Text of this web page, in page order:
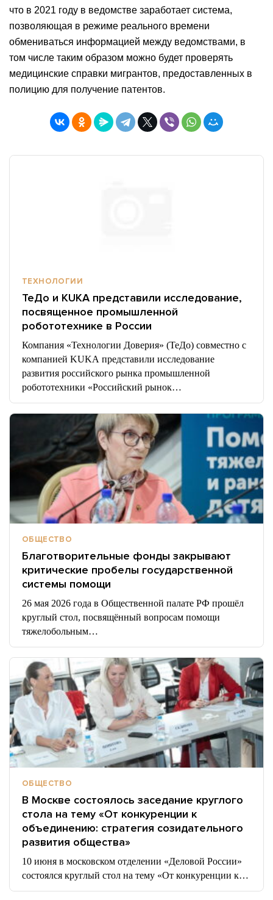
что в 2021 году в ведомстве заработает система,
позволяющая в режиме реального времени
обмениваться информацией между ведомствами, в
том числе таким образом можно будет проверять
медицинские справки мигрантов, предоставленных в
полицию для получение патентов.
ТЕХНОЛОГИИ
ТеДо и KUKA представили исследование,
посвященное промышленной
робототехнике в России
Компания «Технологии Доверия» (ТеДо) совместно с
компанией KUKA представили исследование
развития российского рынка промышленной
робототехники «Российский рынок…
ОБЩЕСТВО
Благотворительные фонды закрывают
критические пробелы государственной
системы помощи
26 мая 2026 года в Общественной палате РФ прошёл
круглый стол, посвящённый вопросам помощи
тяжелобольным…
ОБЩЕСТВО
В Москве состоялось заседание круглого
стола на тему «От конкуренции к
объединению: стратегия созидательного
развития общества»
10 июня в московском отделении «Деловой России»
состоялся круглый стол на тему «От конкуренции к…